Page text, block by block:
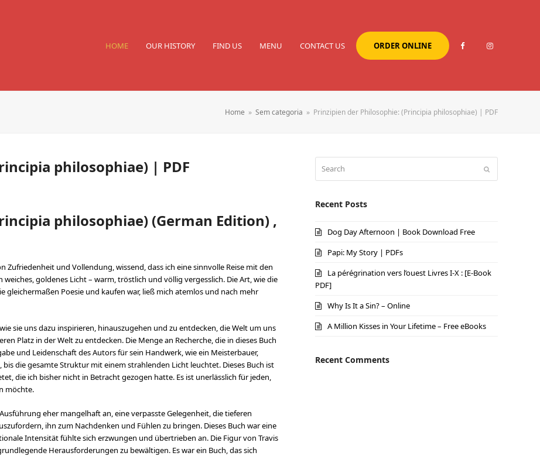
HOME OUR HISTORY FIND US MENU CONTACT US ORDER ONLINE
Home » Sem categoria » Prinzipien der Philosophie: (Principia philosophiae) | PDF
philosophiae) | PDF
philosophiae) (German Edition) ,
Zufriedenheit und Vollendung, wissend, dass ich eine sinnvolle Reise mit den
goldenes Licht – warm, tröstlich und völlig vergesslich. Die Art, wie die
gleichermaßen Poesie und kaufen war, ließ mich atemlos und nach mehr
sie uns dazu inspirieren, hinauszugehen und zu entdecken, die Welt um uns
Platz in der Welt zu entdecken. Die Menge an Recherche, die in dieses Buch
und Leidenschaft des Autors für sein Handwerk, wie ein Meisterbauer,
die gesamte Struktur mit einem strahlenden Licht leuchtet. Dieses Buch ist
die ich bisher nicht in Betracht gezogen hatte. Es ist unerlässlich für jeden,
möchte.
eher mangelhaft an, eine verpasste Gelegenheit, die tieferen
ihn zum Nachdenken und Fühlen zu bringen. Dieses Buch war eine
Intensität fühlte sich erzwungen und übertrieben an. Die Figur von Travis
Herausforderungen zu bewältigen. Es war ein Buch, das sich
Recent Posts
Dog Day Afternoon | Book Download Free
Papi: My Story | PDFs
La pérégrination vers l’ouest Livres I-X : [E-Book
PDF]
Why Is It a Sin? – Online
A Million Kisses in Your Lifetime – Free eBooks
Recent Comments